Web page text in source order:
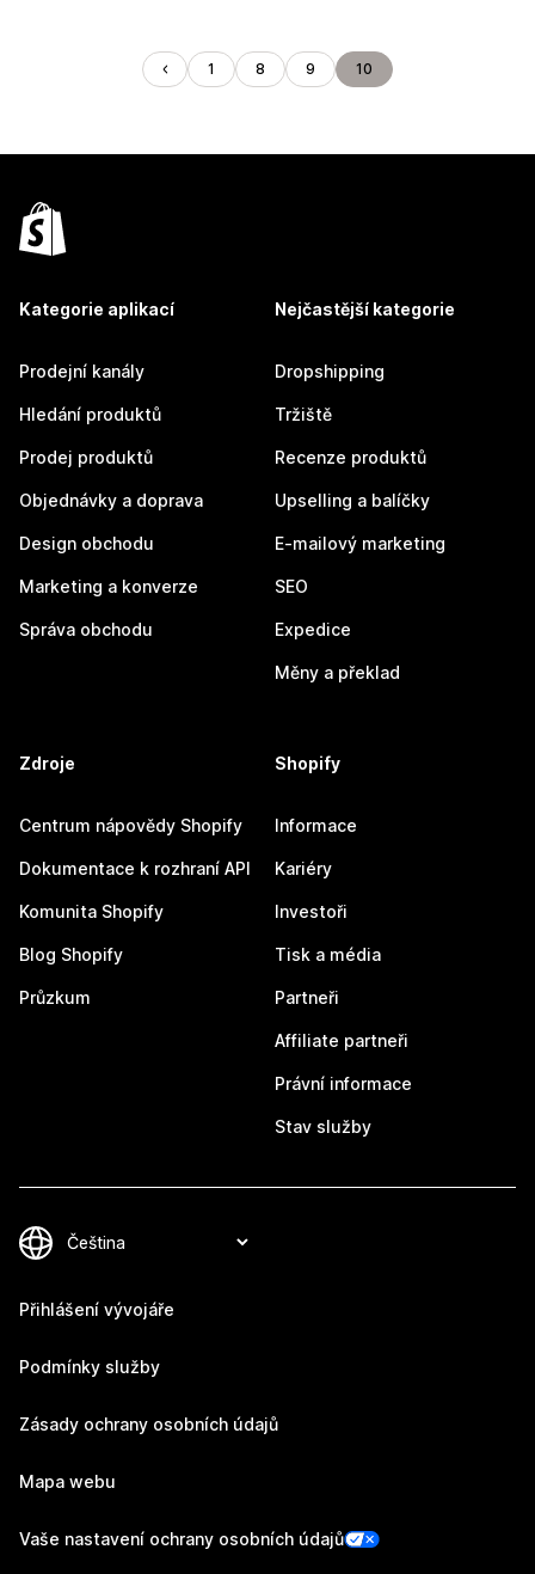
1 8 9 10
Kategorie aplikací
Prodejní kanály
Hledání produktů
Prodej produktů
Objednávky a doprava
Design obchodu
Marketing a konverze
Správa obchodu
Nejčastější kategorie
Dropshipping
Tržiště
Recenze produktů
Upselling a balíčky
E-mailový marketing
SEO
Expedice
Měny a překlad
Zdroje
Centrum nápovědy Shopify
Dokumentace k rozhraní API
Komunita Shopify
Blog Shopify
Průzkum
Shopify
Informace
Kariéry
Investoři
Tisk a média
Partneři
Affiliate partneři
Právní informace
Stav služby
Přihlášení vývojáře
Podmínky služby
Zásady ochrany osobních údajů
Mapa webu
Vaše nastavení ochrany osobních údajů